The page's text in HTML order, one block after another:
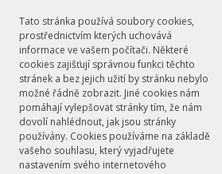
Tato stránka používá soubory cookies,
prostřednictvím kterých uchovává
informace ve vašem počítači. Některé
cookies zajišťují správnou funkci těchto
stránek a bez jejich užití by stránku nebylo
možné řádně zobrazit. Jiné cookies nám
pomáhají vylepšovat stránky tím, že nám
dovolí nahlédnout, jak jsou stránky
používány. Cookies používáme na základě
vašeho souhlasu, který vyjadřujete
nastavením svého internetového
lsss.praha@ff.cuni.cz
© FF UK 2026
About LŠSS
Czech for foreigners at FF UK